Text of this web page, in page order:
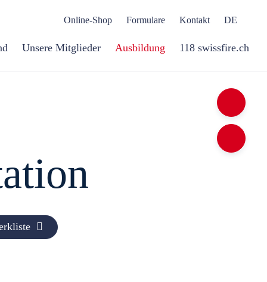
Online-Shop Formulare Kontakt DE
Unsere Mitglieder Ausbildung 118 swissfire.ch